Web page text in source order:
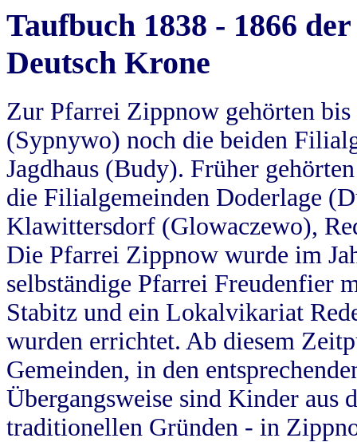
Taufbuch 1838 - 1866
Deutsch Krone
Zur Pfarrei Zippnow gehörten
(Sypnywo) noch die beiden
Jagdhaus (Budy). Früher
die Filialgemeinden Doderlage
Klawittersdorf (Glowaczewo),
Die Pfarrei Zippnow wurde im
selbständige Pfarrei Freudenfier
Stabitz und ein Lokalvikariat
wurden errichtet. Ab diesem
Gemeinden, in den
Übergangsweise sind Kinder aus
traditionellen Gründen - in